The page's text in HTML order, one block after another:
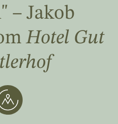
– Jakob
Hotel Gut